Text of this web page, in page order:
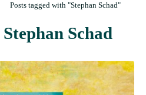
Posts tagged with "Stephan Schad"
Stephan Schad